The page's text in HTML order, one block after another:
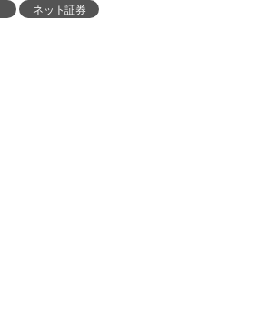
ネット証券